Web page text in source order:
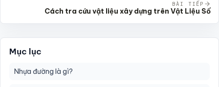
BÀI TIẾP
Cách tra cứu vật liệu xây dựng trên Vật Liệu Số
Mục lục
Nhựa đường là gì?